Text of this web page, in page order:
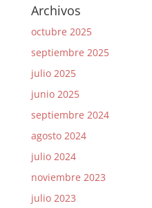
Archivos
octubre 2025
septiembre 2025
julio 2025
junio 2025
septiembre 2024
agosto 2024
julio 2024
noviembre 2023
julio 2023